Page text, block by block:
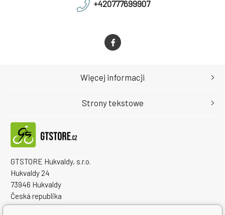
+420777699907
GTSTORE Hukvaldy, s.r.o.
Hukvaldy 24
73946 Hukvaldy
Česká republika
Numer identyfikacyjny firmy: 22259848
Więcej informacji
Strony tekstowe